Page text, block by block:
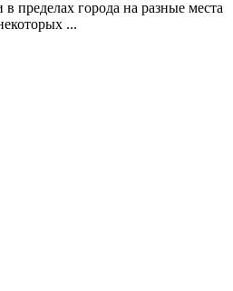
пределах города на разные места
...